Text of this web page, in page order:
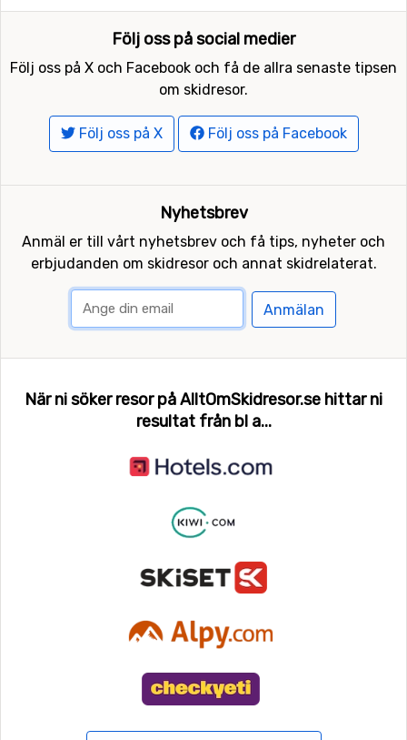
Följ oss på social medier
Följ oss på X och Facebook och få de allra senaste tipsen
om skidresor.
Följ oss på X Följ oss på Facebook
Nyhetsbrev
Anmäl er till vårt nyhetsbrev och få tips, nyheter och
erbjudanden om skidresor och annat skidrelaterat.
Anmälan
När ni söker resor på AlltOmSkidresor.se hittar ni
resultat från bl a...